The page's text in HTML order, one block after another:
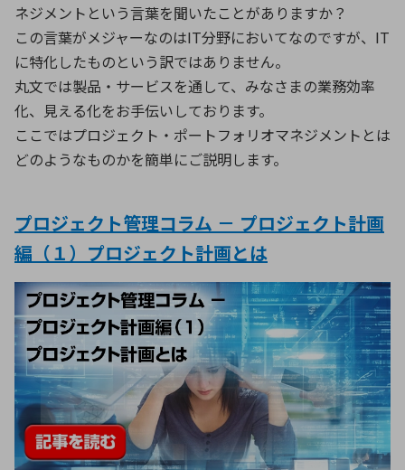
ネジメントという言葉を聞いたことがありますか？
この言葉がメジャーなのはIT分野においてなのですが、IT
に特化したものという訳ではありません。
丸文では製品・サービスを通して、みなさまの業務効率
化、見える化をお手伝いしております。
ここではプロジェクト・ポートフォリオマネジメントとは
どのようなものかを簡単にご説明します。
プロジェクト管理コラム － プロジェクト計画
編（１）プロジェクト計画とは